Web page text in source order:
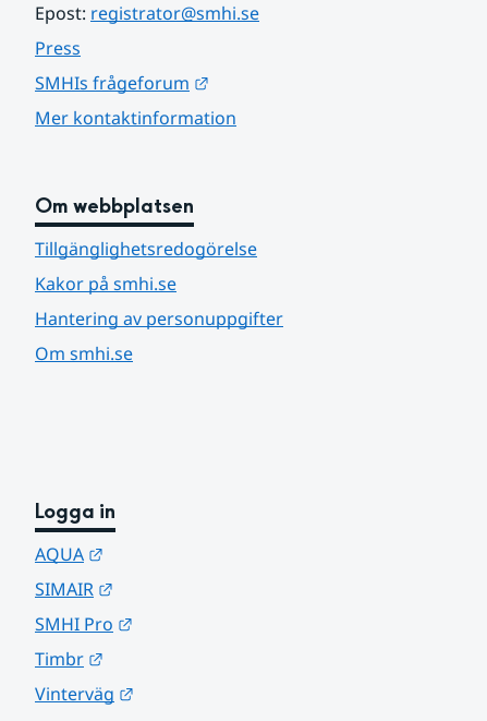
Epost: registrator@smhi.se
Press
SMHIs frågeforum
Mer kontaktinformation
Om webbplatsen
Tillgänglighetsredogörelse
Kakor på smhi.se
Hantering av personuppgifter
Om smhi.se
Logga in
AQUA
SIMAIR
SMHI Pro
Timbr
Vinterväg